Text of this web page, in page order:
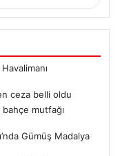
ceza belli oldu
bahçe mutfağı
Gümüş Madalya